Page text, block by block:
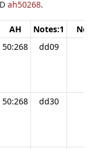
ah50268.
AH Notes:1
50:268 dd09
50:268 dd30